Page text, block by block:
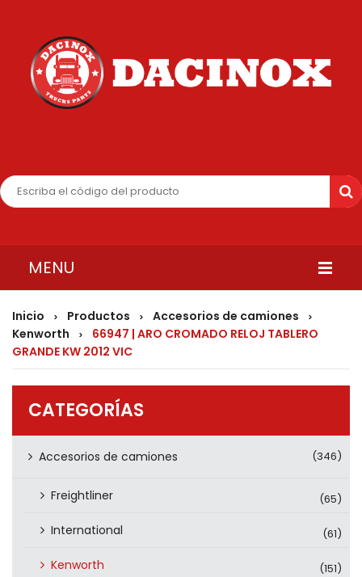
MENU
INICIO
QUIENES SOMOS
PRODUCTOS
CONTÁCTENOS
Inicio > Productos > Accesorios de camiones >
Kenworth >
66947 | ARO CROMADO RELOJ TABLERO
GRANDE KW 2012 VIC
CATEGORÍAS
Accesorios de camiones (346)
Freightliner (65)
International (61)
Kenworth (151)